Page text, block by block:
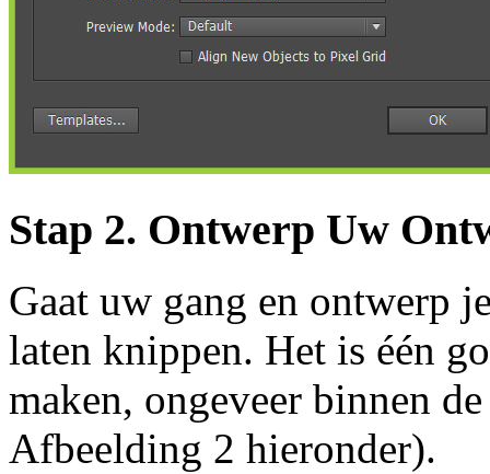
Stap 2. Ontwerp Uw
Gaat uw gang en ontwerp
laten knippen. Het is één
maken, ongeveer binnen
Afbeelding 2 hieronder).